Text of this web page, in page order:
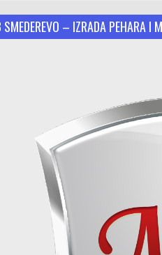
– IZRADA PEHARA I